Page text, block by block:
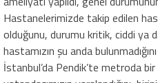
Hastanelerimizde takip edilen
olduğunu, durumu kritik, ciddi ya
hastamızın şu anda
İstanbul’da Pendik’te metroda